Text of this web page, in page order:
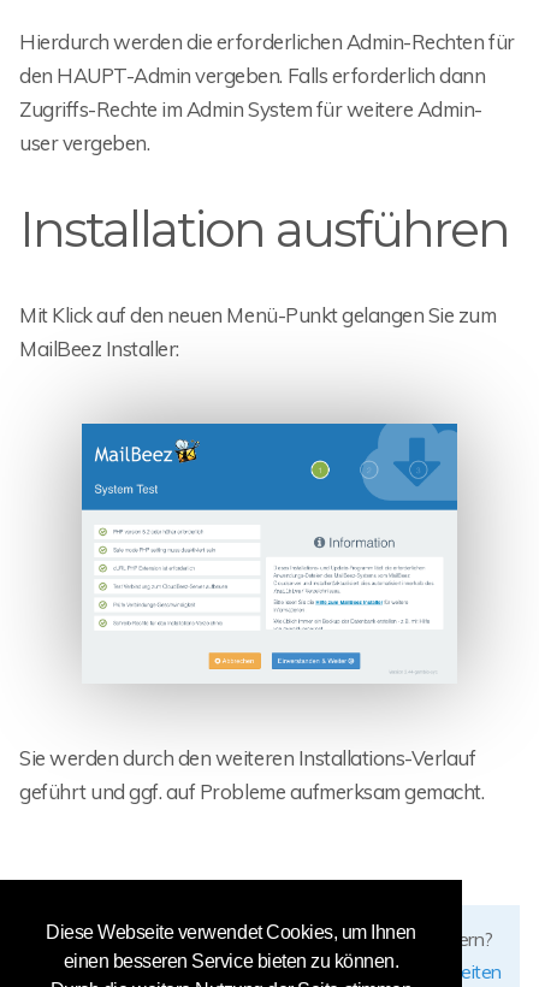
Diese Webseite verwendet Cookies, um Ihnen
einen besseren Service bieten zu können.
Hierdurch werden die erforderlichen Admin-Rechten für
den HAUPT-Admin vergeben. Falls erforderlich dann
Zugriffs-Rechte im Admin System für weitere Admin-
user vergeben.
Installation ausführen
Mit Klick auf den neuen Menü-Punkt gelangen Sie zum
MailBeez Installer:
Sie werden durch den weiteren Installations-Verlauf
geführt und ggf. auf Probleme aufmerksam gemacht.
Fehler gefunden? Möchten Sie diese Seite verbessern?
diese Seite bearbeiten